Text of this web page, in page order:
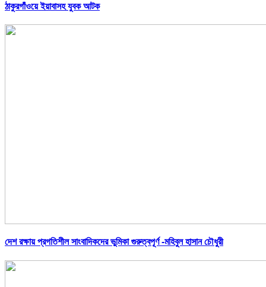
ঠাকুরগাঁওয়ে ইয়াবাসহ যুবক আটক
দেশ রক্ষায় প্রগতিশীল সাংবাদিকদের ভুমিকা গুরুত্বপূর্ণ -মহিবুল হাসান চৌধুরী